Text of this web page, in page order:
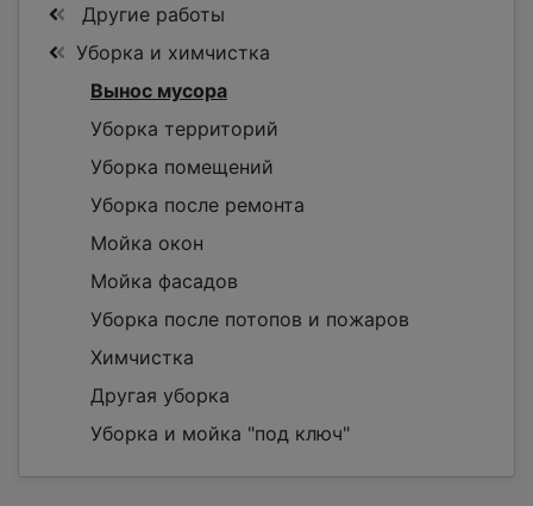
Другие работы
Уборка и химчистка
Вынос мусора
Уборка территорий
Уборка помещений
Уборка после ремонта
Мойка окон
Мойка фасадов
Уборка после потопов и пожаров
Химчистка
Другая уборка
Уборка и мойка "под ключ"